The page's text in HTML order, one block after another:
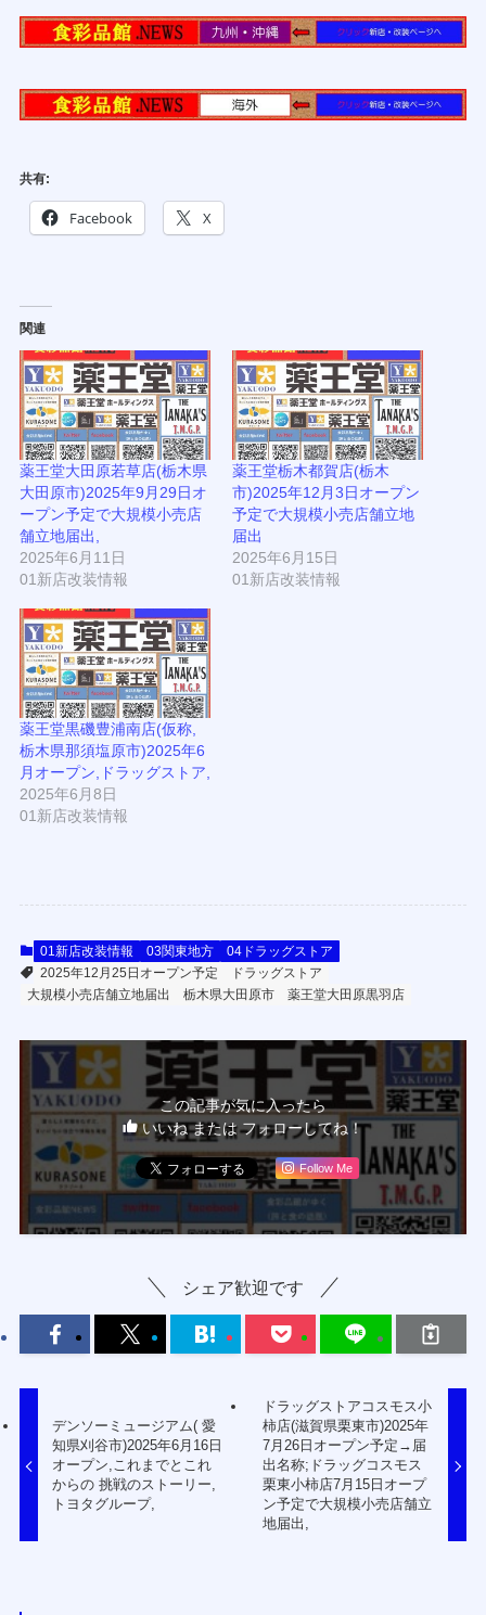
共有:
Facebook X
関連
薬王堂大田原若草店(栃木県
大田原市)2025年9月29日オ
ープン予定で大規模小売店
舗立地届出,
2025年6月11日
01新店改装情報
薬王堂栃木都賀店(栃木
市)2025年12月3日オープン
予定で大規模小売店舗立地
届出
2025年6月15日
01新店改装情報
薬王堂黒磯豊浦南店(仮称,
栃木県那須塩原市)2025年6
月オープン,ドラッグストア,
2025年6月8日
01新店改装情報
01新店改装情報 03関東地方
04ドラッグストア
2025年12月25日オープン予定
ドラッグストア
大規模小売店舗立地届出
栃木県大田原市 薬王堂大田原黒羽店
この記事が気に入ったら
いいね または フォローしてね！
Follow Me
シェア歓迎です
デンソーミュージアム( 愛
知県刈谷市)2025年6月16日
オープン,これまでとこれ
からの 挑戦のストーリー,
トヨタグループ,
ドラッグストアコスモス小
柿店(滋賀県栗東市)2025年
7月26日オープン予定→届
出名称;ドラッグコスモス
栗東小柿店7月15日オープ
ン予定で大規模小売店舗立
地届出,